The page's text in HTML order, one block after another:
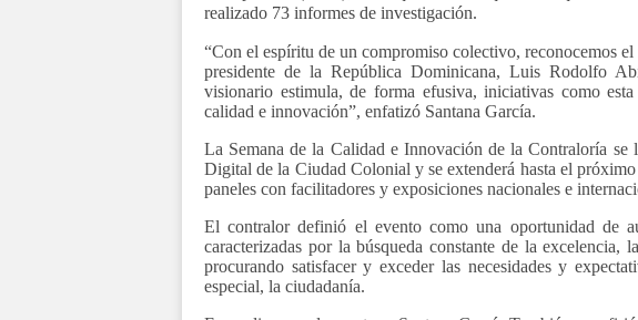
realizado 73 informes de investigación.
“Con el espíritu de un compromiso colectivo, reconocemos
presidente de la República Dominicana, Luis Rodolfo
visionario estimula, de forma efusiva, iniciativas como
calidad e innovación”, enfatizó Santana García.
La Semana de la Calidad e Innovación de la Contraloría
Digital de la Ciudad Colonial y se extenderá hasta el
paneles con facilitadores y exposiciones nacionales e
El contralor definió el evento como una oportunidad de
caracterizadas por la búsqueda constante de la excelencia,
procurando satisfacer y exceder las necesidades y
especial, la ciudadanía.